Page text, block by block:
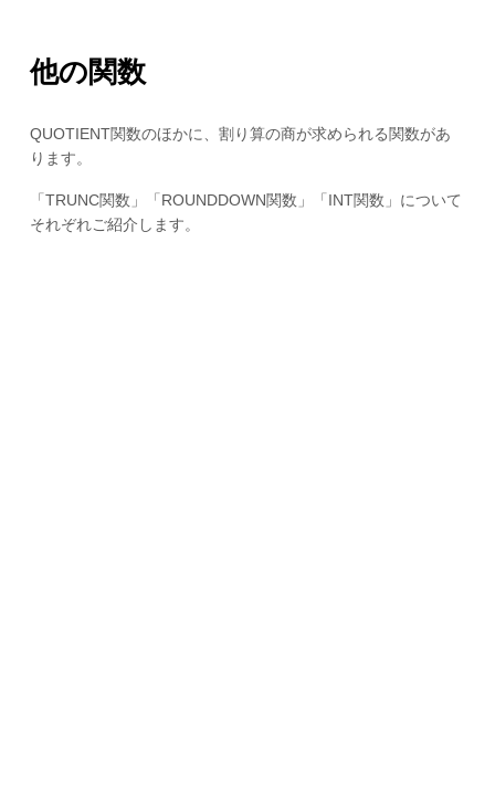
他の関数
QUOTIENT関数のほかに、割り算の商が求められる関数があ
ります。
「TRUNC関数」「ROUNDDOWN関数」「INT関数」について
それぞれご紹介します。